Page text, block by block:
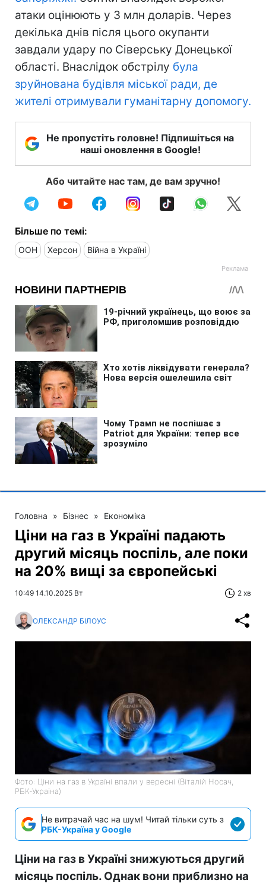
атаки оцінюють у 3 млн доларів. Через
декілька днів після цього окупанти
завдали удару по Сіверську Донецької
області. Внаслідок обстрілу була
зруйнована будівля міської ради, де
жителі отримували гуманітарну допомогу.
Не пропустіть головне! Підпишіться на
наші оновлення в Google!
Або читайте нас там, де вам зручно!
Більше по темі:
ООН Херсон Війна в Україні
Головна » Бізнес » Економіка
Ціни на газ в Україні падають
другий місяць поспіль, але поки
на 20% вищі за європейські
10:49 14.10.2025 Вт 2 хв
ОЛЕКСАНДР БІЛОУС
Фото: Ціни на газ в Україні впали у вересні (Віталій Носач,
РБК-Україна)
Не витрачай час на шум! Читай тільки суть з
РБК-Україна у Google
Ціни на газ в Україні знижуються другий
місяць поспіль. Однак вони приблизно на